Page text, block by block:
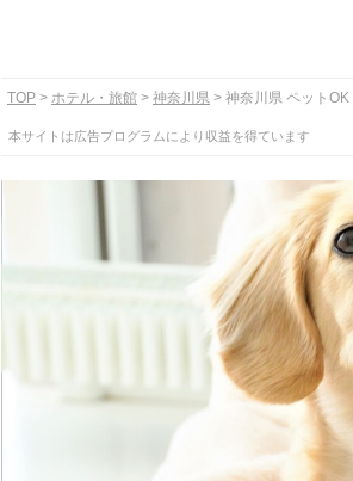
TOP ホテル・旅館 神奈川県 神奈川県 ペットOK
本サイトは広告プログラムにより収益を得ています